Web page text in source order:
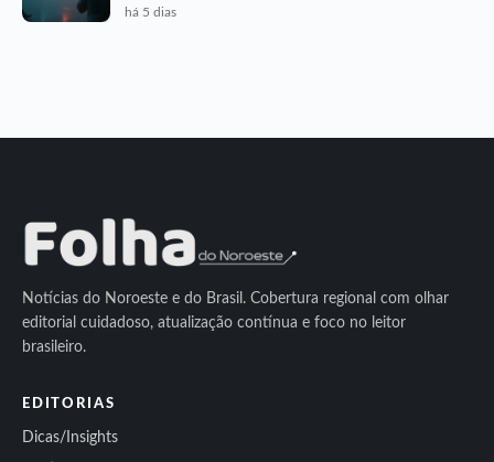
há 5 dias
Notícias do Noroeste e do Brasil. Cobertura regional com olhar
editorial cuidadoso, atualização contínua e foco no leitor
brasileiro.
EDITORIAS
Dicas/Insights